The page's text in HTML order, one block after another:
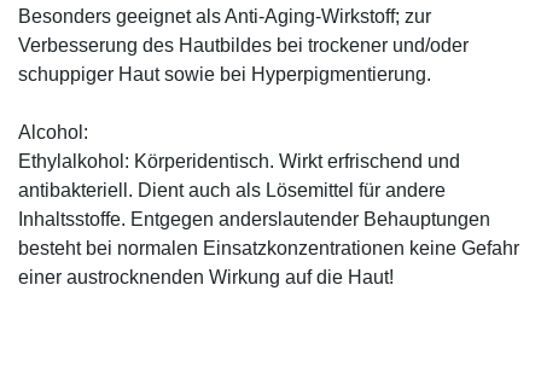
Besonders geeignet als Anti-Aging-Wirkstoff; zur
Verbesserung des Hautbildes bei trockener und/oder
schuppiger Haut sowie bei Hyperpigmentierung.
Alcohol:
Ethylalkohol: Körperidentisch. Wirkt erfrischend und
antibakteriell. Dient auch als Lösemittel für andere
Inhaltsstoffe. Entgegen anderslautender Behauptungen
besteht bei normalen Einsatzkonzentrationen keine Gefahr
einer austrocknenden Wirkung auf die Haut!